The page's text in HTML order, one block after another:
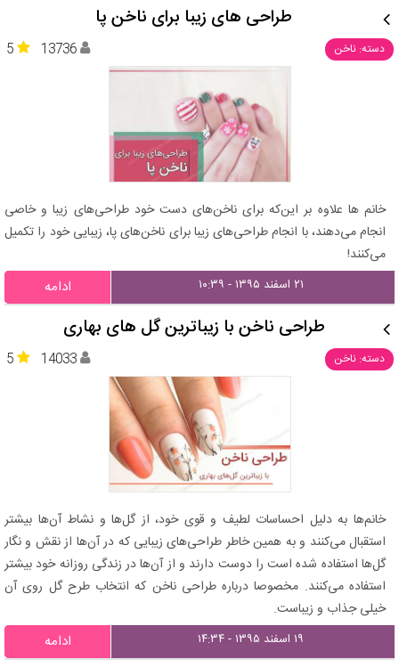
طراحی های زیبا برای ناخن پا
دسته: ناخن 5 13736
خانم ها علاوه بر این‌که برای ناخن‌های دست خود طراحی‌های زیبا و خاصی
انجام می‌دهند، با انجام طراحی‌های زیبا برای ناخن‌های پا، زیبایی خود را تکمیل
می‌کنند!
۲۱ اسفند ۱۳۹۵ - ۱۰:۳۹ ادامه
طراحی ناخن با زیباترین گل‌ های بهاری
دسته: ناخن 5 14033
خانم‌ها به دلیل احساسات لطیف و قوی خود، از گل‌ها و نشاط آن‌ها بیشتر
استقبال می‌کنند و به همین خاطر طراحی‌های زیبایی که در آن‌ها از نقش و نگار
گل‌ها استفاده شده است را دوست دارند و از آن‌ها در زندگی روزانه خود بیشتر
استفاده می‌کنند. مخصوصا درباره طراحی ناخن که انتخاب طرح گل روی آن
خیلی جذاب و زیباست.
۱۹ اسفند ۱۳۹۵ - ۱۴:۳۴ ادامه